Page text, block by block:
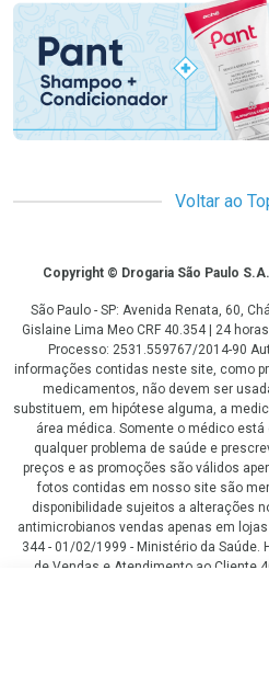
Voltar ao
CopyrightCopyright © Drogaria São Paulo
São Paulo - SP: Avenida Renata, 60,
Gislaine Lima Meo CRF 40.354 | 24
Processo: 2531.559767/2014-90
informações contidas neste site, como
medicamentos, não devem ser
substituem, em hipótese alguma, a
área médica. Somente o médico
qualquer problema de saúde e
preços e as promoções são válidos
fotos contidas em nosso site são
disponibilidade sujeitos a alterações
antimicrobianos vendas apenas em
344 - 01/02/1999 - Ministério da Saúde.
de Vendas e Atendimento ao Cliente